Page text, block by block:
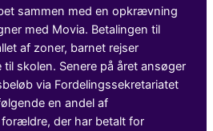
sammen med en opkrævning
med Movia. Betalingen til
af zoner, barnet rejser
skolen. Senere på året ansøger
via Fordelingssekretariatet
en andel af
der har betalt for